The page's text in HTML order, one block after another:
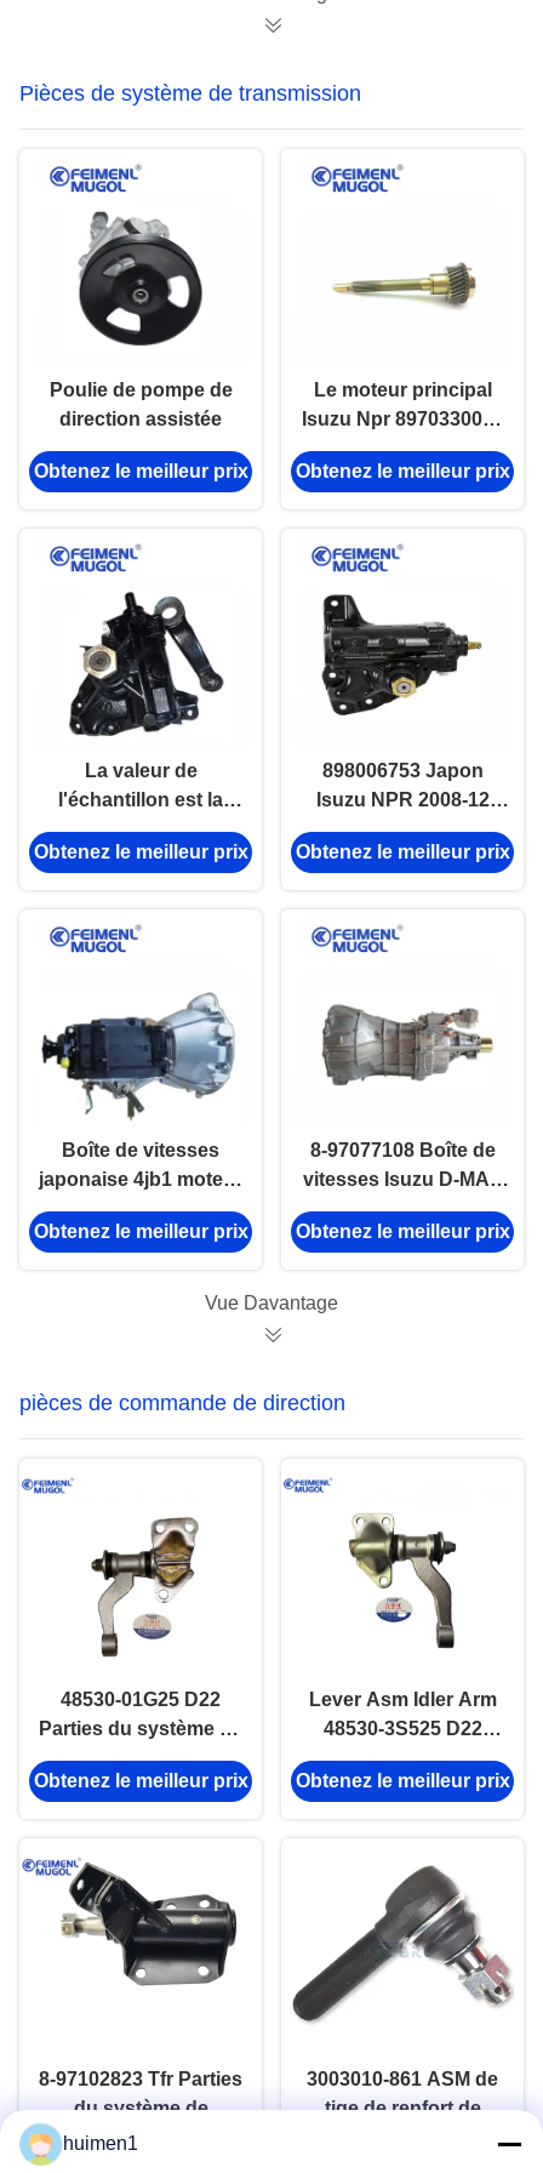
efficace.
Pièces de système de transmission
Poulie de pompe de
direction assistée
Obtenez le meilleur prix
Le moteur principal
Isuzu Npr 8970330030
8944472720
Obtenez le meilleur prix
La valeur de
l'échantillon est la
valeur de
l'échantillon.
Obtenez le meilleur prix
898006753 Japon
Isuzu NPR 2008-12
Boîte de vitesses de
direction assistée de
Obtenez le meilleur prix
Boîte de vitesses
japonaise 4jb1 moteur
diesel pour Isuzu
NKR Truck Parts
Obtenez le meilleur prix
8-97077108 Boîte de
vitesses Isuzu D-MAX
4X4 TFR55
Transmission ASSY
Obtenez le meilleur prix
Vue Davantage
pièces de commande de direction
48530-01G25 D22
Parties du système de
direction automatique
à deux roues
Obtenez le meilleur prix
Lever Asm Idler Arm
48530-3S525 D22
Système de direction
automatique 4 roues
Obtenez le meilleur prix
8-97102823 Tfr Parties
du système de
direction automatique
Obtenez le meilleur prix
3003010-861 ASM de
tige de renfort de
huimen1